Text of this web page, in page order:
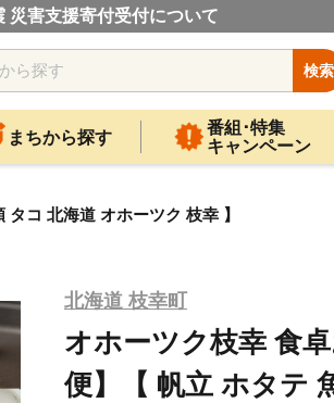
災害支援寄付受付について
検索
まちから探す
番組･特集
キャンペーン
コ 北海道 オホーツク 枝幸 】
北海道 枝幸町
オホーツク枝幸 食
便】【 帆立 ホタテ